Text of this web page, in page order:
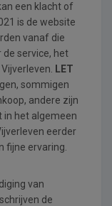
een klacht of
is de website
vanaf die
service, het
LET
sommigen
andere zijn
in het algemeen
eerder
fijne ervaring.
van
de